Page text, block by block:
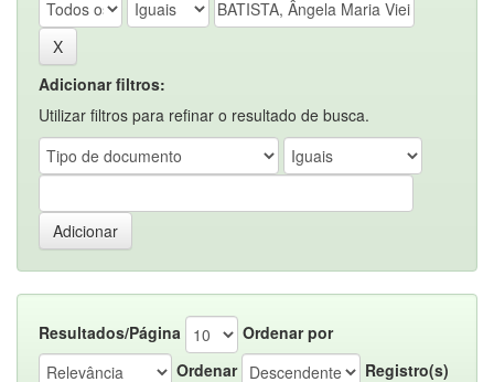
Adicionar filtros:
Utilizar filtros para refinar o resultado de busca.
Resultados/Página
Ordenar por
Ordenar
Registro(s)